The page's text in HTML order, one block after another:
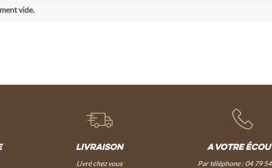
vide.
LIVRAISON
Livré chez vous
A VOTRE
Par téléphone : 04 79